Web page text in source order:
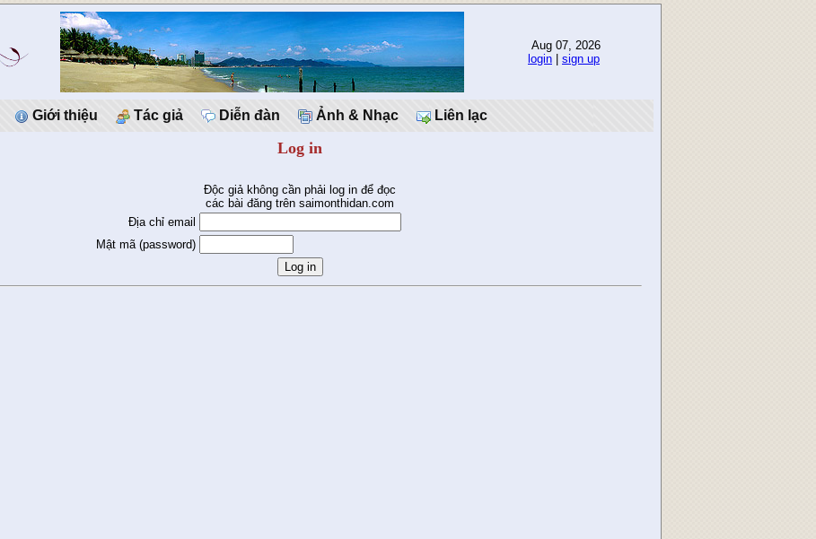
Aug 07, 2026
login
sign up
Giới thiệu Tác giả Diễn đàn Ảnh & Nhạc Liên lạc
Log in
Độc giả không cần phải log in để đọc
các bài đăng trên saimonthidan.com
Địa chỉ email
Mật mã (password)